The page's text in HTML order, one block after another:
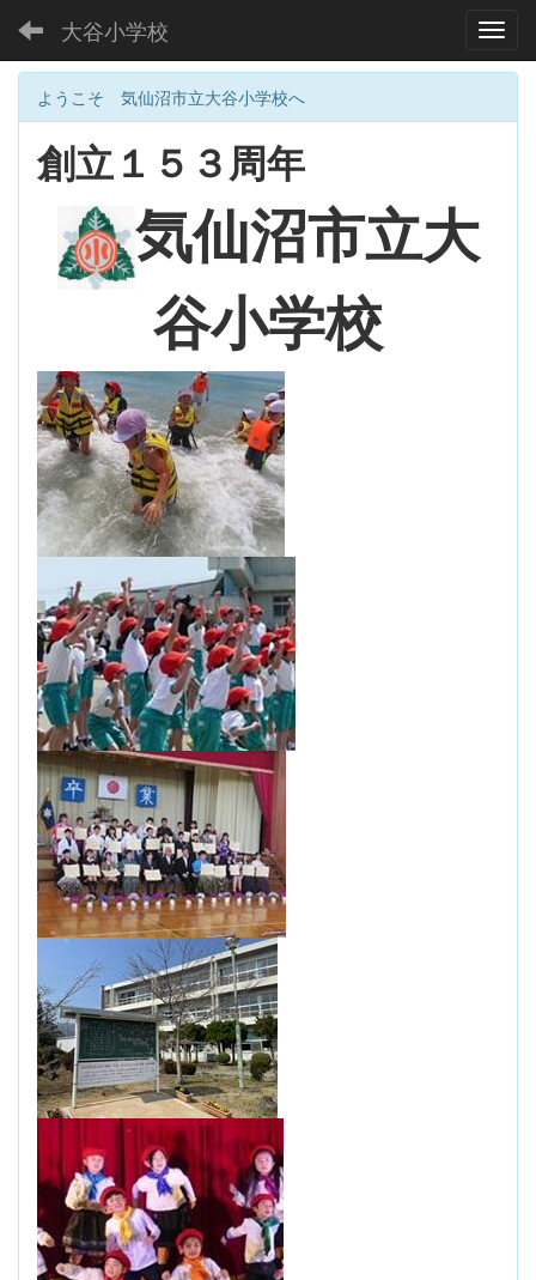
大谷小学校
ようこそ 気仙沼市立大谷小学校へ
創立１５３周年
気仙沼市立大
谷小学校